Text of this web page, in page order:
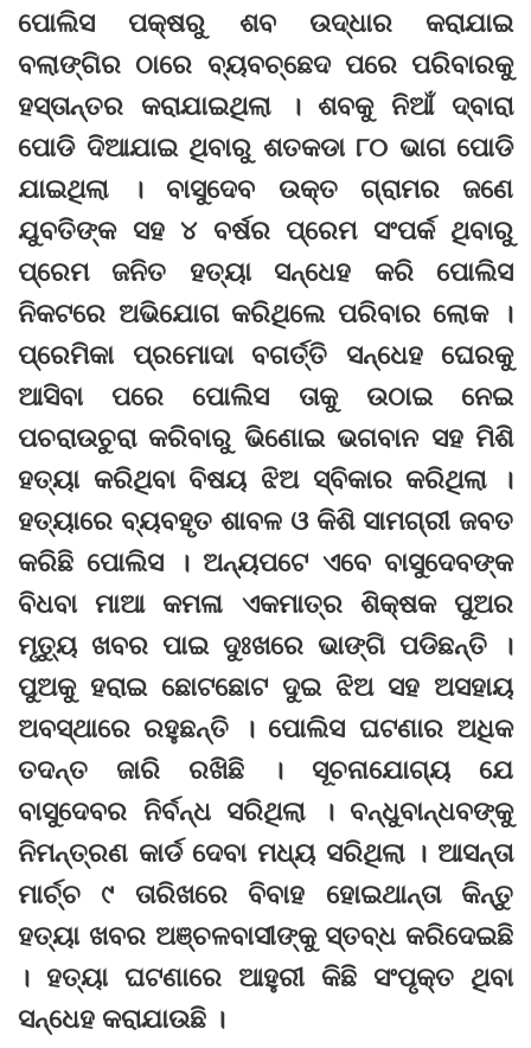
ପୋଲିସ ପକ୍ଷରୁ ଶବ ଉଦ୍ଧାର କରାଯାଇ
ବଲାଙ୍ଗିର ଠାରେ ବ୍ୟବଚ୍ଛେଦ ପରେ ପରିବାରକୁ
ହସ୍ତାନ୍ତର କରାଯାଇଥିଲା । ଶବକୁ ନିଆଁ ଦ୍ବାରା
ପୋଡି ଦିଆଯାଇ ଥିବାରୁ ଶତକଡା ୮୦ ଭାଗ ପୋଡି
ଯାଇଥିଲା । ବାସୁଦେବ ଉକ୍ତ ଗ୍ରାମର ଜଣେ
ଯୁବତିଙ୍କ ସହ ୪ ବର୍ଷର ପ୍ରେମ ସଂପର୍କ ଥିବାରୁ
ପ୍ରେମ ଜନିତ ହତ୍ୟା ସନ୍ଧେହ କରି ପୋଲିସ
ନିକଟରେ ଅଭିଯୋଗ କରିଥିଲେ ପରିବାର ଲୋକ ।
ପ୍ରେମିକା ପ୍ରମୋଦା ବଗର୍ତ୍ତି ସନ୍ଧେହ ଘେରକୁ
ଆସିବା ପରେ ପୋଲିସ ତାକୁ ଉଠାଇ ନେଇ
ପଚରାଉଚୁରା କରିବାରୁ ଭିଣୋଇ ଭଗବାନ ସହ ମିଶି
ହତ୍ୟା କରିଥିବା ବିଷୟ ଝିଅ ସ୍ବିକାର କରିଥିଲା ।
ହତ୍ୟାରେ ବ୍ୟବହୃତ ଶାବଳ ଓ କିଶି ସାମଗ୍ରୀ ଜବତ
କରିଛି ପୋଲିସ । ଅନ୍ୟପଟେ ଏବେ ବାସୁଦେବଙ୍କ
ବିଧବା ମାଆ କମଳା ଏକମାତ୍ର ଶିକ୍ଷକ ପୁଅର
ମୃତ୍ୟୁ ଖବର ପାଇ ଦୁଃଖରେ ଭାଙ୍ଗି ପଡିଛନ୍ତି ।
ପୁଅକୁ ହରାଇ ଛୋଟଛୋଟ ଦୁଇ ଝିଅ ସହ ଅସହାୟ
ଅବସ୍ଥାରେ ରହୁଛନ୍ତି । ପୋଲିସ ଘଟଣାର ଅଧିକ
ତଦନ୍ତ ଜାରି ରଖିଛି । ସୂଚନାଯୋଗ୍ୟ ଯେ
ବାସୁଦେବର ନିର୍ବନ୍ଧ ସରିଥିଲା । ବନ୍ଧୁବାନ୍ଧବଙ୍କୁ
ନିମନ୍ତ୍ରଣ କାର୍ଡ ଦେବା ମଧ୍ୟ ସରିଥିଲା । ଆସନ୍ତା
ମାର୍ଚ୍ଚ ୯ ତାରିଖରେ ବିବାହ ହୋଇଥାନ୍ତା କିନ୍ତୁ
ହତ୍ୟା ଖବର ଅଞ୍ଚଳବାସୀଙ୍କୁ ସ୍ତବ୍ଧ କରିଦେଇଛି
। ହତ୍ୟା ଘଟଣାରେ ଆହୁରୀ କିଛି ସଂପୃକ୍ତ ଥିବା
ସନ୍ଧେହ କରାଯାଉଛି ।